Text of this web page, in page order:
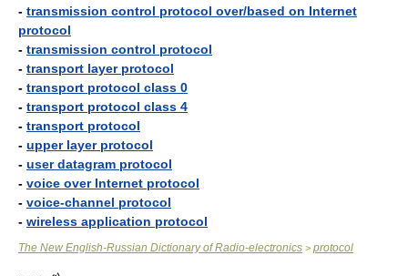
- transmission control protocol over/based on Internet
protocol
- transmission control protocol
- transport layer protocol
- transport protocol class 0
- transport protocol class 4
- transport protocol
- upper layer protocol
- user datagram protocol
- voice over Internet protocol
- voice-channel protocol
- wireless application protocol
The New English-Russian Dictionary of Radio-electronics > protocol